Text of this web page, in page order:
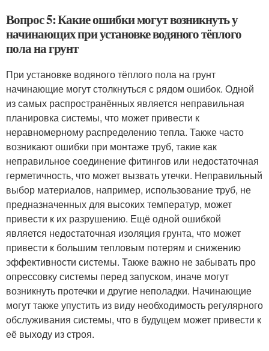
Вопрос 5: Какие ошибки могут возникнуть у
начинающих при установке водяного тёплого
пола на грунт
При установке водяного тёплого пола на грунт
начинающие могут столкнуться с рядом ошибок. Одной
из самых распространённых является неправильная
планировка системы, что может привести к
неравномерному распределению тепла. Также часто
возникают ошибки при монтаже труб, такие как
неправильное соединение фитингов или недостаточная
герметичность, что может вызвать утечки. Неправильный
выбор материалов, например, использование труб, не
предназначенных для высоких температур, может
привести к их разрушению. Ещё одной ошибкой
является недостаточная изоляция грунта, что может
привести к большим тепловым потерям и снижению
эффективности системы. Также важно не забывать про
опрессовку системы перед запуском, иначе могут
возникнуть протечки и другие неполадки. Начинающие
могут также упустить из виду необходимость регулярного
обслуживания системы, что в будущем может привести к
её выходу из строя.